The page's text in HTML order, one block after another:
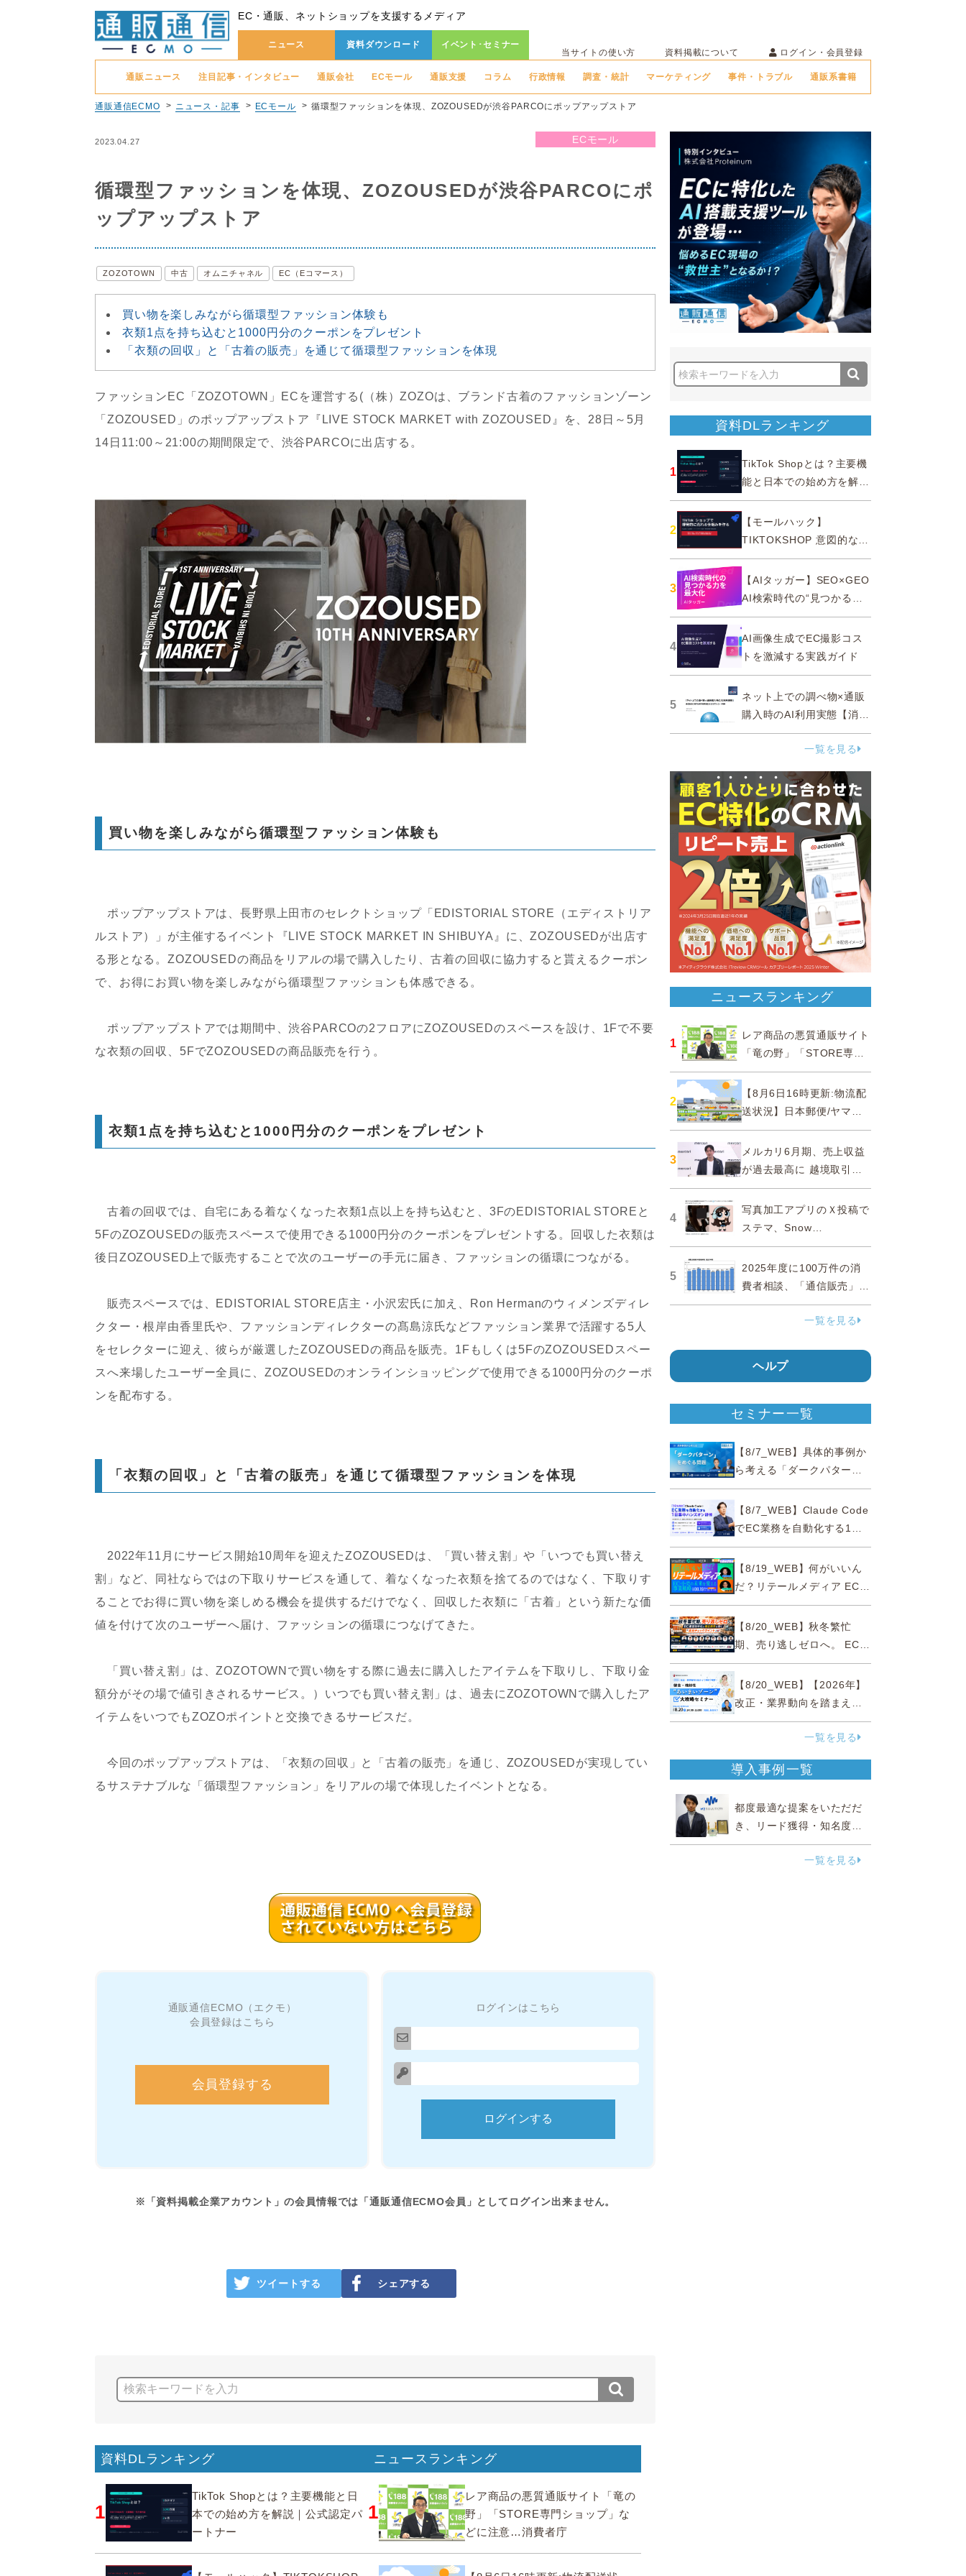
EC・通販、ネットショップを支援するメディア
ニュース 資料ダウンロード イベント･セミナー
当サイトの使い方 資料掲載について ログイン・会員登録
通販ニュース 注目記事・インタビュー 通販会社 ECモール 通販支援 コラム 行政情報 調査・統計 マーケティング 事件・トラブル 通販系書籍
通販通信ECMO ニュース・記事 ECモール 循環型ファッションを体現、ZOZOUSEDが渋谷PARCOにポップアップストア
2023.04.27 ECモール
循環型ファッションを体現、ZOZOUSEDが渋谷PARCOにポ
ップアップストア
ZOZOTOWN 中古 オムニチャネル EC（Eコマース）
買い物を楽しみながら循環型ファッション体験も
衣類1点を持ち込むと1000円分のクーポンをプレゼント
「衣類の回収」と「古着の販売」を通じて循環型ファッションを体現
ファッションEC「ZOZOTOWN」ECを運営する(（株）ZOZOは、ブランド古着のファッションゾーン
「ZOZOUSED」のポップアップストア『LIVE STOCK MARKET with ZOZOUSED』を、28日～5月
14日11:00～21:00の期間限定で、渋谷PARCOに出店する。
買い物を楽しみながら循環型ファッション体験も
ポップアップストアは、長野県上田市のセレクトショップ「EDISTORIAL STORE（エディストリア
ルストア）」が主催するイベント『LIVE STOCK MARKET IN SHIBUYA』に、ZOZOUSEDが出店す
る形となる。ZOZOUSEDの商品をリアルの場で購入したり、古着の回収に協力すると貰えるクーポン
で、お得にお買い物を楽しみながら循環型ファッションも体感できる。
ポップアップストアでは期間中、渋谷PARCOの2フロアにZOZOUSEDのスペースを設け、1Fで不要
な衣類の回収、5FでZOZOUSEDの商品販売を行う。
衣類1点を持ち込むと1000円分のクーポンをプレゼント
古着の回収では、自宅にある着なくなった衣類1点以上を持ち込むと、3FのEDISTORIAL STOREと
5FのZOZOUSEDの販売スペースで使用できる1000円分のクーポンをプレゼントする。回収した衣類は
後日ZOZOUSED上で販売することで次のユーザーの手元に届き、ファッションの循環につながる。
販売スペースでは、EDISTORIAL STORE店主・小沢宏氏に加え、Ron Hermanのウィメンズディレ
クター・根岸由香里氏や、ファッションディレクターの髙島涼氏などファッション業界で活躍する5人
をセレクターに迎え、彼らが厳選したZOZOUSEDの商品を販売。1Fもしくは5FのZOZOUSEDスペー
スへ来場したユーザー全員に、ZOZOUSEDのオンラインショッピングで使用できる1000円分のクーポ
ンを配布する。
「衣類の回収」と「古着の販売」を通じて循環型ファッションを体現
2022年11月にサービス開始10周年を迎えたZOZOUSEDは、「買い替え割」や「いつでも買い替え
割」など、同社ならではの下取りサービスを通して、着なくなった衣類を捨てるのではなく、下取りす
ることでお得に買い物を楽しめる機会を提供するだけでなく、回収した衣類に「古着」という新たな価
値を付けて次のユーザーへ届け、ファッションの循環につなげてきた。
「買い替え割」は、ZOZOTOWNで買い物をする際に過去に購入したアイテムを下取りし、下取り金
額分がその場で値引きされるサービス。）いつでも買い替え割」は、過去にZOZOTOWNで購入したア
イテムをいつでもZOZOポイントと交換できるサービスだ。
今回のポップアップストアは、「衣類の回収」と「古着の販売」を通じ、ZOZOUSEDが実現してい
るサステナブルな「循環型ファッション」をリアルの場で体現したイベントとなる。
通販通信ECMO（エクモ）
会員登録はこちら
会員登録する
ログインはこちら
※「資料掲載企業アカウント」の会員情報では「通販通信ECMO会員」としてログイン出来ません。
ツイートする シェアする
資料DLランキング
1
TikTok Shopとは？主要機能と日
本での始め方を解説｜公式認定パ
ートナー
ニュースランキング
1
レア商品の悪質通販サイト「竜の
野」「STORE専門ショップ」な
どに注意…消費者庁
資料DLランキング
1
TikTok Shopとは？主要機
能と日本での始め方を解説
｜公式認定パートナー
2
【モールハック】
TIKTOKSHOP 意図的なバ
ズを生む法則
3
【AIタッガー】SEO×GEO
AI検索時代の“見つかる
力”を最大化
4
AI画像生成でEC撮影コス
トを激減する実践ガイド
5
ネット上での調べ物×通販
購入時のAI利用実態【消費
者調査 2025】
一覧を見る
ニュースランキング
1
レア商品の悪質通販サイト
「竜の野」「STORE専門
ショップ」などに注意…消
費者庁
2
【8月6日16時更新:物流配
送状況】日本郵便/ヤマト
運輸/佐川急便/西濃運輸/福
山通運
3
メルカリ6月期、売上収益
が過去最高に 越境取引が
急成長
4
写真加工アプリのＸ投稿で
ステマ、Snow
Corporationと日本法人に
措置命令
5
2025年度に100万件の消
費者相談、「通信販売」が
38.0％占める…国民生活セ
一覧を見る
ヘルプ
セミナー一覧
【8/7_WEB】具体的事例か
ら考える「ダークパター
ン」をめぐる問題【薬事法
広告研究所×通販通信
ECMO】
【8/7_WEB】Claude Code
でEC業務を自動化する1日
集中ハンズオン研修【10名
限定・東京三田】
【8/19_WEB】何がいいん
だ？リテールメディア EC・
小売の未来を変える事業戦
略【8/20_WEB】秋冬繁忙
期、売り逃しゼロへ。 EC運
営効率化と機会損失を防ぐ
『直前チェックポイント』
【8/20_WEB】【2026年】
改正・業界動向を踏まえて
事例で理解 健食・機能
性“あいまいゾーン”大攻略セ
一覧を見る
導入事例一覧
都度最適な提案をいただだ
き、リード獲得・知名度向
上に効果実感
一覧を見る